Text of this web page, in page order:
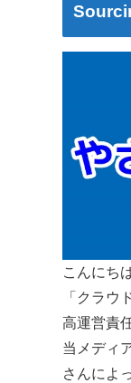
こんにち
「クラウ
高運営責
当メディ
さんによ